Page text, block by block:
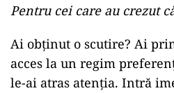
Pentru cei care au crezut
Ai obținut o scutire? Ai
acces la un regim
le-ai atras atenția. Intră